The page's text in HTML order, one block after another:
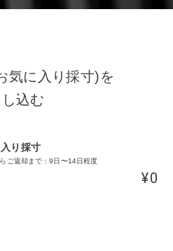
気に入り採寸)を
込む
り採寸
ご返却まで：9日〜14日程度
¥0